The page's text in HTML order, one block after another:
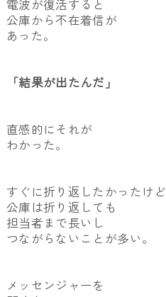
電波が復活すると
公庫から不在着信が
あった。
「結果が出たんだ」
直感的にそれが
わかった。
すぐに折り返したかったけど
公庫は折り返しても
担当者まで長いし
つながらないことが多い。
メッセンジャーを